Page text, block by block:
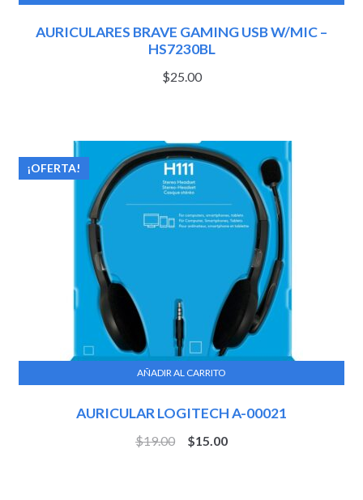
AURICULARES BRAVE GAMING USB W/MIC –
HS7230BL
$25.00
AURICULAR LOGITECH A-00021
¡OFERTA!
$19.00 $15.00
AÑADIR AL CARRITO